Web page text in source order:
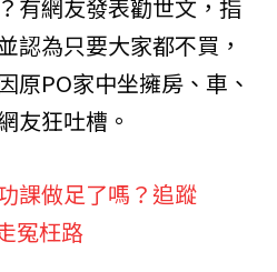
有網友發表勸世文，指
認為只要大家都不買，
原PO家中坐擁房、車、
友狂吐槽。
課做足了嗎？追蹤
冤枉路